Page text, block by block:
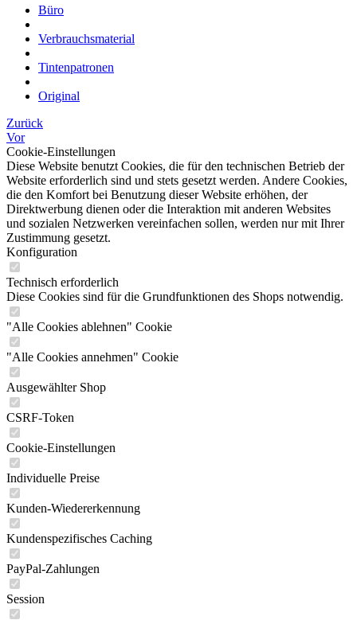
Büro
Verbrauchsmaterial
Tintenpatronen
Original
Zurück
Vor
Cookie-Einstellungen
Diese Website benutzt Cookies, die für den technischen Betrieb der
Website erforderlich sind und stets gesetzt werden. Andere Cookies,
die den Komfort bei Benutzung dieser Website erhöhen, der
Direktwerbung dienen oder die Interaktion mit anderen Websites
und sozialen Netzwerken vereinfachen sollen, werden nur mit Ihrer
Zustimmung gesetzt.
Konfiguration
Technisch erforderlich
Diese Cookies sind für die Grundfunktionen des Shops notwendig.
"Alle Cookies ablehnen" Cookie
"Alle Cookies annehmen" Cookie
Ausgewählter Shop
CSRF-Token
Cookie-Einstellungen
Individuelle Preise
Kunden-Wiedererkennung
Kundenspezifisches Caching
PayPal-Zahlungen
Session